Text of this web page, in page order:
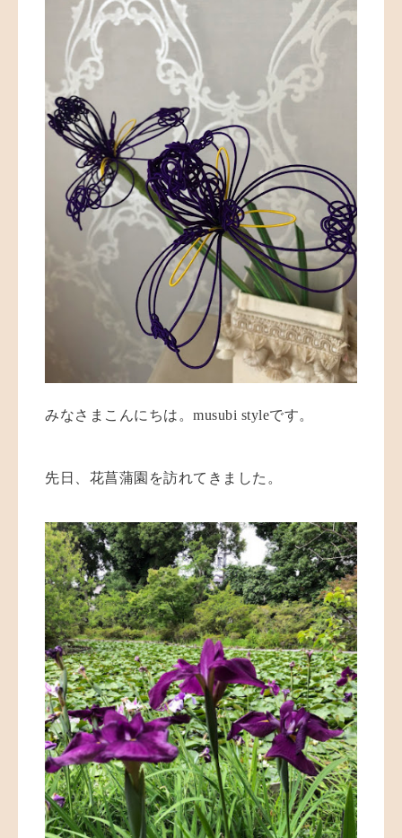
みなさまこんにちは。 musubi styleです。
先日、花菖蒲園を訪れてきました。